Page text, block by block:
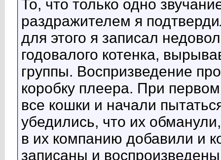
То, что только одно
раздражителем я
для этого я записал
годовалого котенка,
группы. Воспризведение
коробку плеера. При
все кошки и начали
убедились, что их
в их компанию добавили и
записаны и